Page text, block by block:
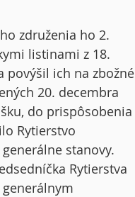
združenia ho 2.
listinami z 18.
povýšil ich na zbožné
20. decembra
do prispôsobenia
Rytierstvo
stanovy.
Rytierstva